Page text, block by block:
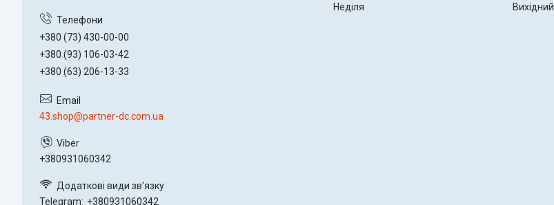
+380 (73) 430-00-00
+380 (93) 106-03-42
+380 (63) 206-13-33
43.shop@partner-dc.com.ua
+380931060342
Telegram +380931060342
Неділя
Вихідний